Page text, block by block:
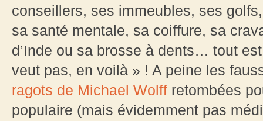
conseillers, ses immeubles, ses
sa santé mentale, sa coiffure, sa
d’Inde ou sa brosse à dents… tout
veut pas, en voilà » ! A peine les
ragots de Michael Wolff retombées
populaire (mais évidemment pas